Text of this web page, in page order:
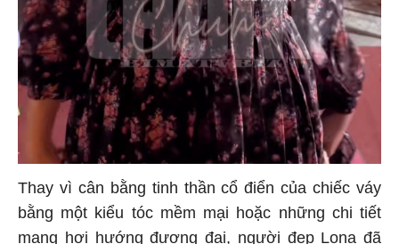
Thay vì cân bằng tinh thần cổ điển của chiếc váy
bằng một kiểu tóc mềm mại hoặc những chi tiết
mang hơi hướng đương đại, người đẹp Lona đã